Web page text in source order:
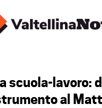
scuola-lavoro:
al